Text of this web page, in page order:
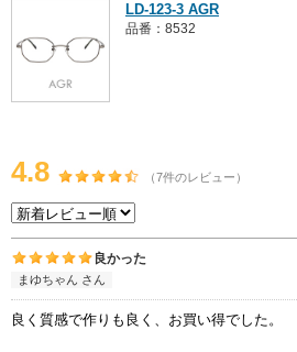
LD-123-3 AGR
品番：8532
4.8 （7件のレビュー）
良かった
まゆちゃん さん
良く質感で作りも良く、お買い得でした。